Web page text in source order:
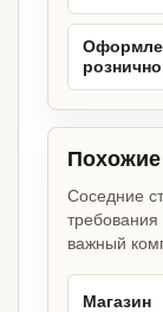
Соседние
требования
важный
Магазин